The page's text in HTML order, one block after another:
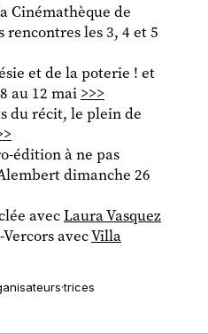
Cinémathèque de
rencontres les 3, 4 et 5
et de la poterie ! et
au 12 mai >>>
du récit, le plein de
édition à ne pas
dimanche 26
avecLaura Vasquez
avecVilla